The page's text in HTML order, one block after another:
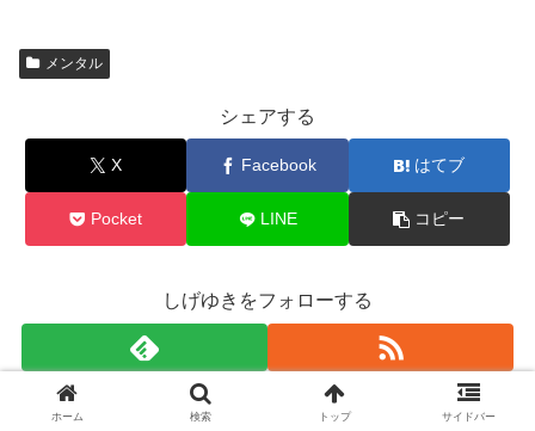
メンタル
シェアする
X Facebook はてブ
Pocket LINE コピー
しげゆきをフォローする
しげゆき
ホーム 検索 トップ サイドバー